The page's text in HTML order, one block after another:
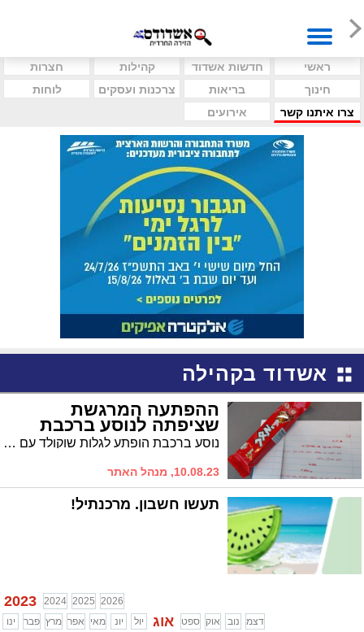
ראשי חדשות אשדוד קהילות
חצרות
חינוך
בריאות צרכנות ועסקים
לוחות
צרו איתנו קשר
אירועים
אשדוד בקהילה
ההפתעה המרגשת
שציפתה לנוסע ברכבת
נוסע ברכבת הופתע לגלות שוקולד עם מכתב שגרם לו להתרגשות רבה. מה נכתב בפתק?
10.08.23, מנהל האתר
תעשו חשבון. מרכנתיל!
2023 2024 2025 2026
ינו
פבר מרץ אפר מאי יונ יול אוג ספט אוק נוב
דצמ